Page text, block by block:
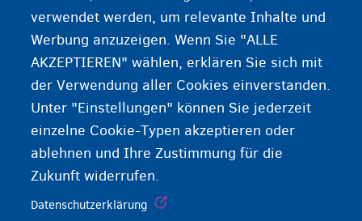
verwendet werden, um relevante Inhalte und
Werbung anzuzeigen. Wenn Sie "ALLE
AKZEPTIEREN" wählen, erklären Sie sich mit
der Verwendung aller Cookies einverstanden.
Unter "Einstellungen" können Sie jederzeit
einzelne Cookie-Typen akzeptieren oder
ablehnen und Ihre Zustimmung für die
Zukunft widerrufen.
Datenschutzerklärung